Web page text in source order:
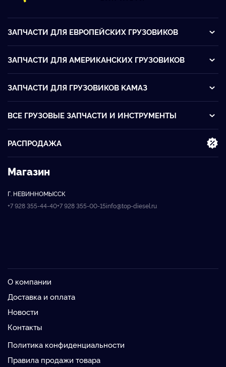
ЗАПЧАСТИ ДЛЯ ЕВРОПЕЙСКИХ ГРУЗОВИКОВ
ЗАПЧАСТИ ДЛЯ АМЕРИКАНСКИХ ГРУЗОВИКОВ
ЗАПЧАСТИ ДЛЯ ГРУЗОВИКОВ KАМАЗ
ВСЕ ГРУЗОВЫЕ ЗАПЧАСТИ И ИНСТРУМЕНТЫ
РАСПРОДАЖА
Магазин
Г. НЕВИННОМЫССК
+7 928 355-44-40+7 928 355-00-15info@top-diesel.ru
О компании
Доставка и оплата
Новости
Контакты
Политика конфиденциальности
Правила продажи товара